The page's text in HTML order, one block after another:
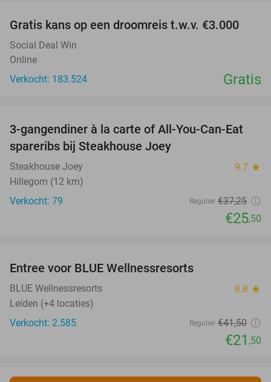
Gratis kans op een droomreis t.w.v. €3.000
Social Deal Win
Online
Verkocht: 183.524
Gratis
32%
3-gangendiner à la carte of All-You-Can-Eat
spareribs bij Steakhouse Joey
Steakhouse Joey 9.7 star
Hillegom (12 km)
Verkocht: 79
Regulier €37,25
€25,50
Entree voor BLUE Wellnessresorts
BLUE Wellnessresorts 8.8 star
Leiden (+4 locaties)
Verkocht: 2.585
Regulier €41,50
€21 ,50